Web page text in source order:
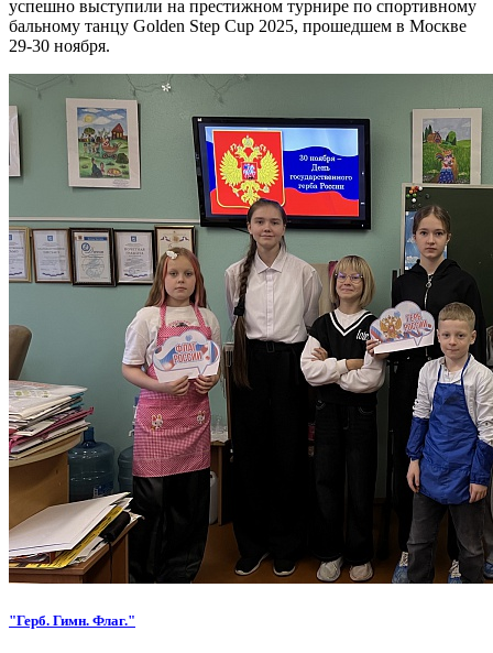
успешно выступили на престижном турнире по спортивному
бальному танцу Golden Step Cup 2025, прошедшем в Москве
29-30 ноября.
"Герб. Гимн. Флаг."